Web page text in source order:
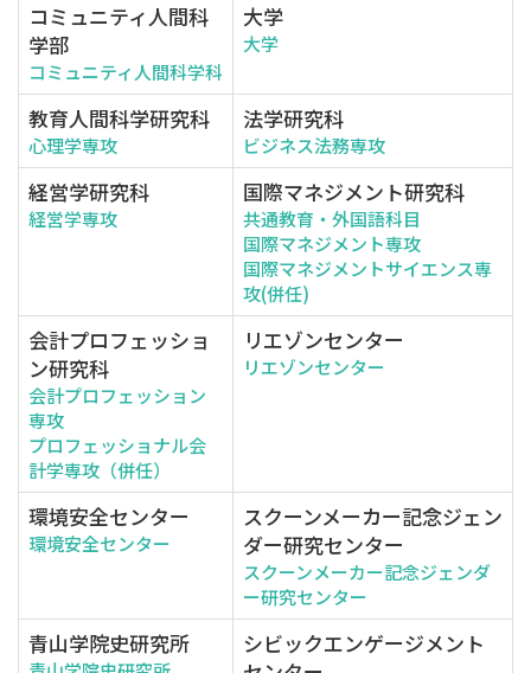
コミュニティ人間科
学部
コミュニティ人間科学科
大学
大学
教育人間科学研究科
心理学専攻
法学研究科
ビジネス法務専攻
経営学研究科
経営学専攻
国際マネジメント研究科
共通教育・外国語科目
国際マネジメント専攻
国際マネジメントサイエンス専
攻(併任)
会計プロフェッショ
ン研究科
会計プロフェッション
専攻
プロフェッショナル会
計学専攻（併任）
リエゾンセンター
リエゾンセンター
環境安全センター
環境安全センター
スクーンメーカー記念ジェン
ダー研究センター
スクーンメーカー記念ジェンダ
ー研究センター
青山学院史研究所
シビックエンゲージメント